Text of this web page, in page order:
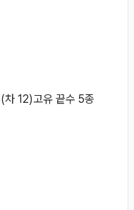
차 12)고유 끝수 5종